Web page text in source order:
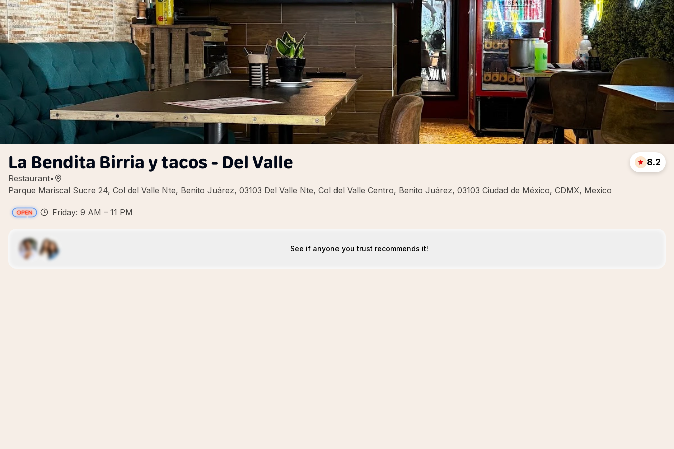
La Bendita Birria y tacos - Del Valle
Restaurant•
Parque Mariscal Sucre 24, Col del Valle Nte, Benito Juárez, 03103 Del Valle Nte, Col del Valle Centro, Benito Juárez, 03103 Ciudad de México, CDMX, Mexico
8.2
Friday: 9 AM – 11 PM
See if anyone you trust recommends it!